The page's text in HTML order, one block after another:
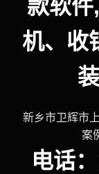
款软
机、收
新乡市卫辉市
案
电话